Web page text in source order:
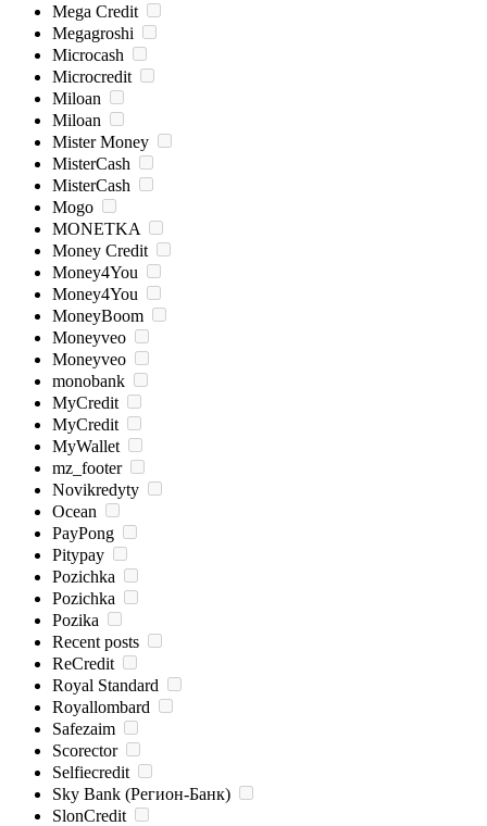
Mega Credit
Megagroshi
Microcash
Microcredit
Miloan
Miloan
Mister Money
MisterCash
MisterCash
Mogo
MONETKA
Money Credit
Money4You
Money4You
MoneyBoom
Moneyveo
Moneyveo
monobank
MyCredit
MyCredit
MyWallet
mz_footer
Novikredyty
Ocean
PayPong
Pitypay
Pozichka
Pozichka
Pozika
Recent posts
ReCredit
Royal Standard
Royallombard
Safezaim
Scorector
Selfiecredit
Sky Bank (Регион-Банк)
SlonCredit